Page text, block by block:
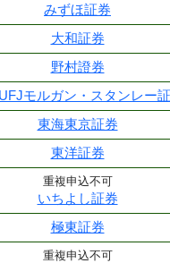
みずほ証券
大和証券
野村證券
モルガン・スタンレー
東海東京証券
東洋証券
重複申込不可
いちよし証券
極東証券
重複申込不可